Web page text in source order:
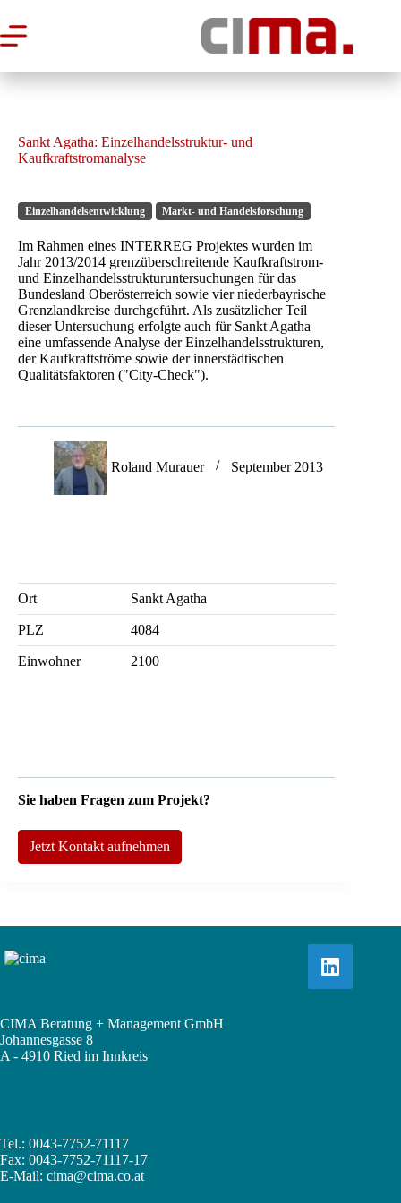
Inhalt
springen
Sankt Agatha: Einzelhandelsstruktur- und
Kaufkraftstromanalyse
Einzelhandelsentwicklung Markt- und Handelsforschung
Im Rahmen eines INTERREG Projektes wurden im
Jahr 2013/2014 grenzüberschreitende Kaufkraftstrom-
und Einzelhandelsstrukturuntersuchungen für das
Bundesland Oberösterreich sowie vier niederbayrische
Grenzlandkreise durchgeführt. Als zusätzlicher Teil
dieser Untersuchung erfolgte auch für Sankt Agatha
eine umfassende Analyse der Einzelhandelsstrukturen,
der Kaufkraftströme sowie der innerstädtischen
Qualitätsfaktoren ("City-Check").
Roland Murauer September 2013
Ort Sankt Agatha
PLZ 4084
Einwohner 2100
Sie haben Fragen zum Projekt?
Jetzt Kontakt aufnehmen
CIMA Beratung + Management GmbH
Johannesgasse 8
A - 4910 Ried im Innkreis
Tel.: 0043-7752-71117
Fax: 0043-7752-71117-17
E-Mail: cima@cima.co.at